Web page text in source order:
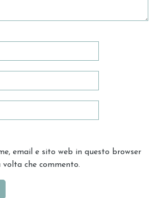
email e sito web in questo browser
volta che commento.